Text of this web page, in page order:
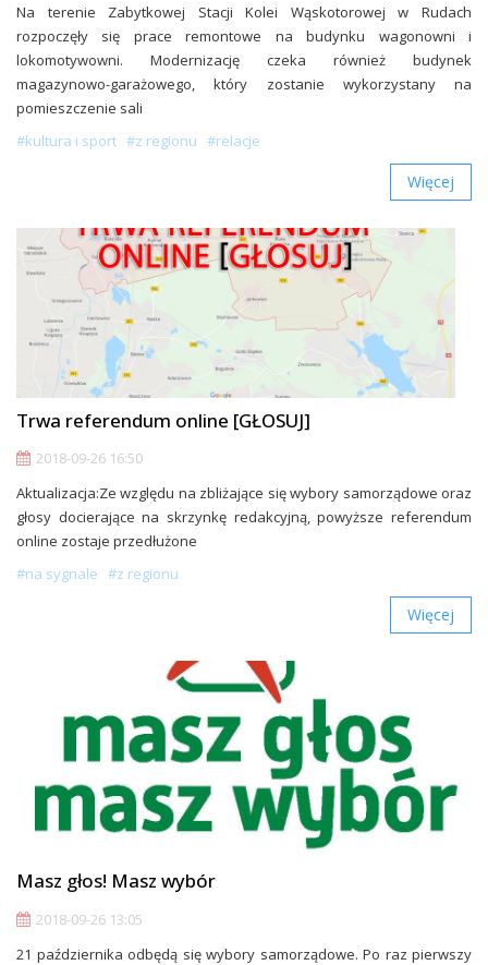
Na terenie Zabytkowej Stacji Kolei Wąskotorowej w Rudach
rozpoczęły się prace remontowe na budynku wagonowni i
lokomotywowni. Modernizację czeka również budynek
magazynowo-garażowego, który zostanie wykorzystany na
pomieszczenie sali
#kultura i sport #z regionu #relacje
Więcej
Trwa referendum online [GŁOSUJ]
2018-09-26 16:50
Aktualizacja:Ze względu na zbliżające się wybory samorządowe oraz
głosy docierające na skrzynkę redakcyjną, powyższe referendum
online zostaje przedłużone
#na sygnale #z regionu
Więcej
Masz głos! Masz wybór
2018-09-26 13:05
21 października odbędą się wybory samorządowe. Po raz pierwszy